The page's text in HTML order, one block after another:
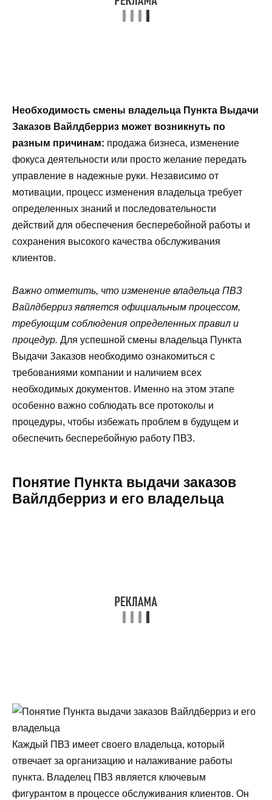
Необходимость смены владельца Пункта Выдачи
Заказов Вайлдберриз может возникнуть по
разным причинам: продажа бизнеса, изменение
фокуса деятельности или просто желание передать
управление в надежные руки. Независимо от
мотивации, процесс изменения владельца требует
определенных знаний и последовательности
действий для обеспечения бесперебойной работы и
сохранения высокого качества обслуживания
клиентов.
Важно отметить, что изменение владельца ПВЗ
Вайлдберриз является официальным процессом,
требующим соблюдения определенных правил и
процедур. Для успешной смены владельца Пункта
Выдачи Заказов необходимо ознакомиться с
требованиями компании и наличием всех
необходимых документов. Именно на этом этапе
особенно важно соблюдать все протоколы и
процедуры, чтобы избежать проблем в будущем и
обеспечить бесперебойную работу ПВЗ.
Понятие Пункта выдачи заказов
Вайлдберриз и его владельца
Каждый ПВЗ имеет своего владельца, который
отвечает за организацию и налаживание работы
пункта. Владелец ПВЗ является ключевым
фигурантом в процессе обслуживания клиентов. Он